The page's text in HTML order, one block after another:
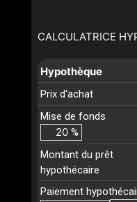
CALCULATRICE
Hypothèque
Prix d'achat
Mise de fonds
%
Montant du prêt
hypothécaire
Paiement